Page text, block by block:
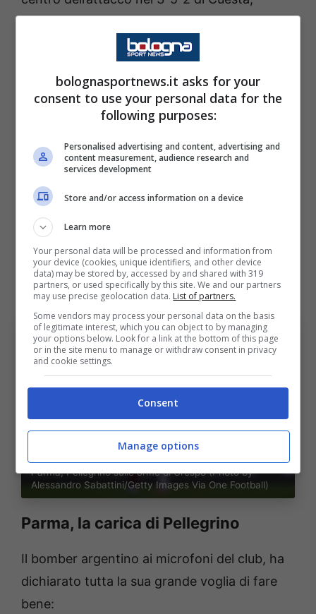
insieme al compagno di repartoCutrone.
Al momento, il bomber ha realizzato 5 gol
stagione tra Serie A e Coppa Italia e spera di
continuare l’ottimo score nel derby emiliano
di casa possono fare un grosso sgambetto
alla formazione allenata da Vincenzo Italiano.
Il duello a distanza con
essere un vero e proprio scontro diretto tra i
due futuri bomber dell’Argentina del futuro di
Scaloni ed entrambi vogliono brillare.
Parma, Pellegrino sulle orme di Crespo (Photo by
Alessandro Sabattini/Getty Images Via One Football)
Parma, la carica di Pellegrino
Il bomber argentino ai microfoni del club, ha
dichiarato tutta la sua grande voglia di fare
bene:
bolognasportnews.it asks for your
consent to use your personal data for the
following purposes:
Personalised advertising and content, advertising and
content measurement, audience research and
services development
Store and/or access information on a device
Learn more
Your personal data will be processed and information from
your device (cookies, unique identifiers, and other device
data) may be stored by, accessed by and shared with 319
partners, or used specifically by this site. We and our partners
may use precise geolocation data. List of partners.
Some vendors may process your personal data on the basis
of legitimate interest, which you can object to by managing
your options below. Look for a link at the bottom of this page
or in the site menu to manage or withdraw consent in privacy
and cookie settings.
Consent
Manage options